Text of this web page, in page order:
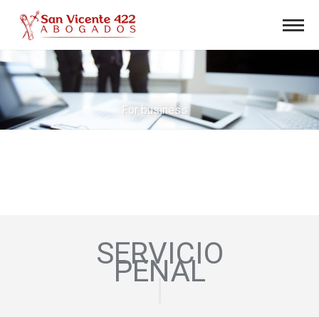
For business
SERVICIO
PENAL
|